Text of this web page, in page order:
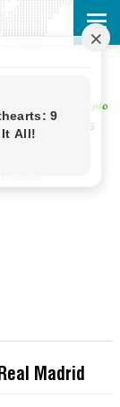
Madrid